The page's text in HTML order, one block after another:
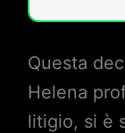
Questa
Helena
litigio, si è